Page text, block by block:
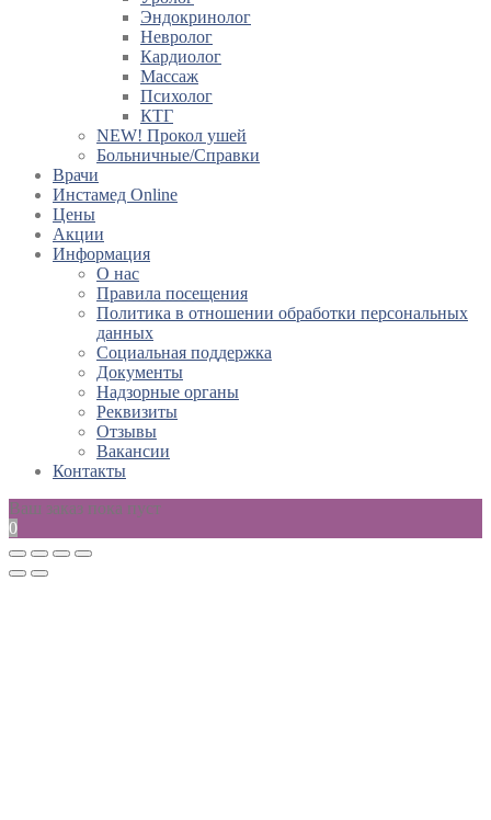
Эндокринолог
Невролог
Кардиолог
Массаж
Психолог
КТГ
NEW! Прокол ушей
Больничные/Справки
Врачи
Инстамед Online
Цены
Акции
Информация
О нас
Правила посещения
Политика в отношении обработки персональных
данных
Социальная поддержка
Документы
Надзорные органы
Реквизиты
Отзывы
Вакансии
Контакты
Ваш заказ пока пуст
0